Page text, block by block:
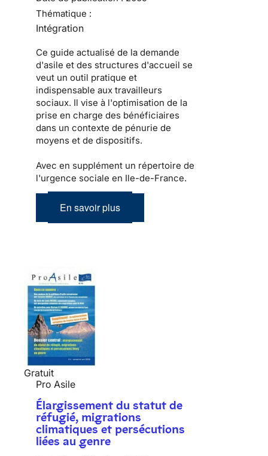
Thématique :
Intégration
Ce guide actualisé de la demande
d'asile et des structures d'accueil se
veut un outil pratique et
indispensable aux travailleurs
sociaux. Il vise à l'optimisation de la
prise en charge des bénéficiaires
dans un contexte de pénurie de
moyens et de dispositifs.
Avec en supplément un répertoire de
l'urgence sociale en Ile-de-France.
En savoir plus
Gratuit
Pro Asile
Élargissement du statut de
réfugié, migrations
climatiques et persécutions
liées au genre